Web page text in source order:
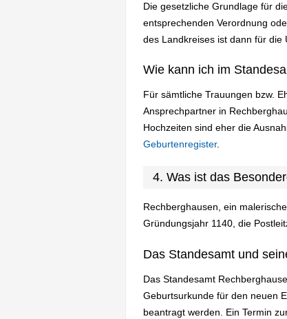
Die gesetzliche Grundlage für
entsprechenden Verordnung
des Landkreises ist dann für die
Wie kann ich im
Für sämtliche Trauungen bzw.
Ansprechpartner in
Hochzeiten sind eher die
Geburtenregister.
4. Was ist das
Rechberghausen, ein
Gründungsjahr 1140, die
Das Standesamt und
Das Standesamt
Geburtsurkunde für den neuen
beantragt werden. Ein Termin